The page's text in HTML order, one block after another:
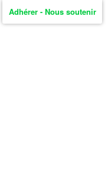
Adhérer - Nous soutenir